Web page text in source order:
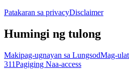
Patakaran sa privacyDisclaimer
Humingi ng tulong
Makipag-ugnayan sa LungsodMag-
311Pagiging Naa-access